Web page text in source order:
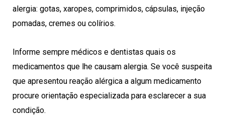
alergia: gotas, xaropes, comprimidos, cápsulas, injeção
pomadas, cremes ou colírios.
Informe sempre médicos e dentistas quais os
medicamentos que lhe causam alergia. Se você suspeita
que apresentou reação alérgica a algum medicamento
procure orientação especializada para esclarecer a sua
condição.